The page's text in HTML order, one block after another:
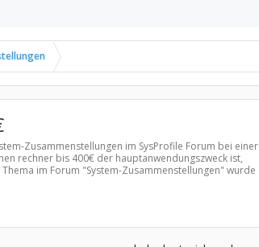
Zusammenstellungen im SysProfile Forum bei einer
rechner bis 400€ der hauptanwendungszweck ist,
im Forum "System-Zusammenstellungen" wurde